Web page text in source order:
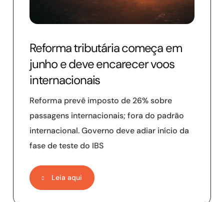
Reforma tributária começa em
junho e deve encarecer voos
internacionais
Reforma prevê imposto de 26% sobre
passagens internacionais; fora do padrão
internacional. Governo deve adiar início da
fase de teste do IBS
Leia aqui